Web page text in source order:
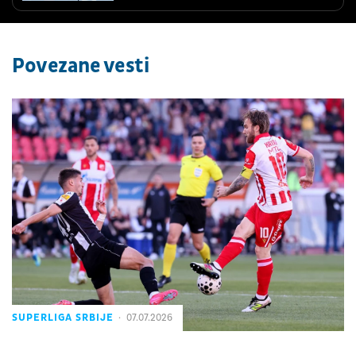
Povezane vesti
SUPERLIGA SRBIJE 07.07.2026